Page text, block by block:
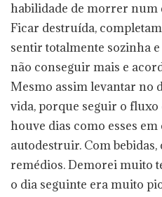
habilidade de morrer num
Ficar destruída,
sentir totalmente sozinha
não conseguir mais e
Mesmo assim levantar no
vida, porque seguir o fluxo
houve dias como esses
autodestruir. Com bebidas,
remédios. Demorei muito
o dia seguinte era muito